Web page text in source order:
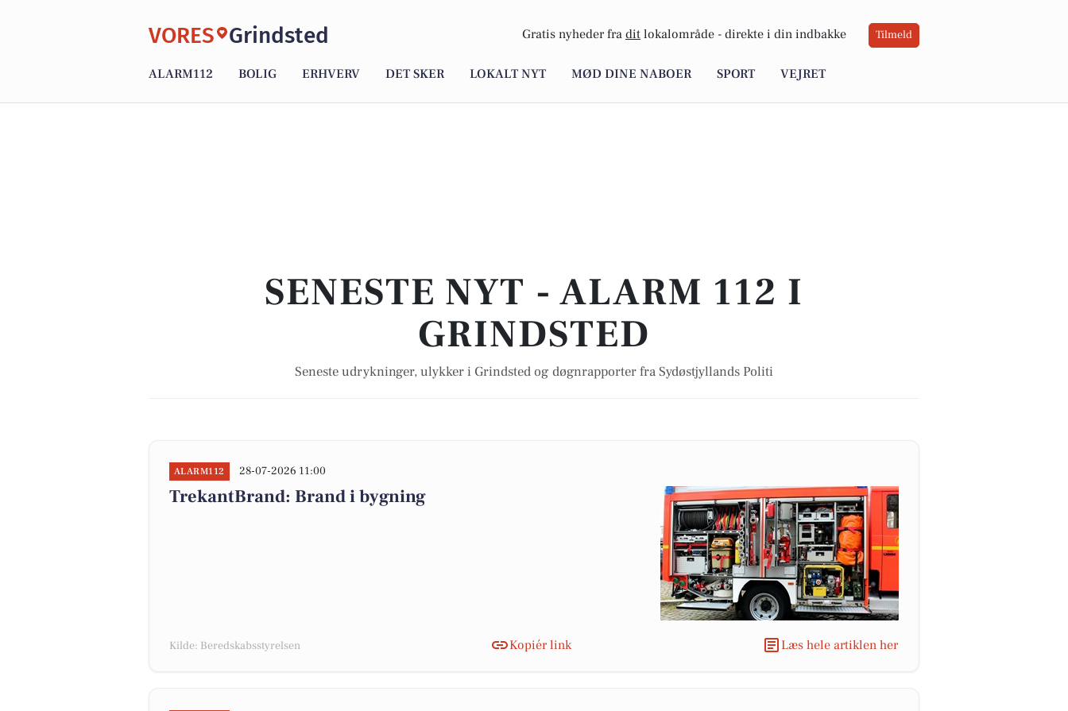
VORES Grindsted Gratis nyheder fra dit lokalområde - direkte i din indbakke Tilmeld
ALARM112 BOLIG ERHVERV DET SKER LOKALT NYT MØD DINE NABOER SPORT VEJRET
SENESTE NYT - ALARM 112 I
GRINDSTED
Seneste udrykninger, ulykker i Grindsted og døgnrapporter fra Sydøstjyllands Politi
ALARM112 28-07-2026 11:00
TrekantBrand: Brand i bygning
Kilde: Beredskabsstyrelsen Kopiér link Læs hele artiklen her